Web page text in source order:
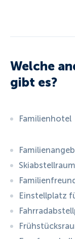
Welche
gibt es?
Familienhotel
Skiabstellraum
Einstellplatz